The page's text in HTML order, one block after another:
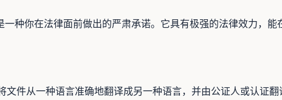
种你在法律面前做出的严肃承诺。它具有极强的法律效力，
件从一种语言准确地翻译成另一种语言，并由公证人或认证